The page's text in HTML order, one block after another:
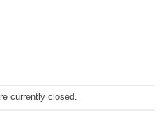
currently closed.